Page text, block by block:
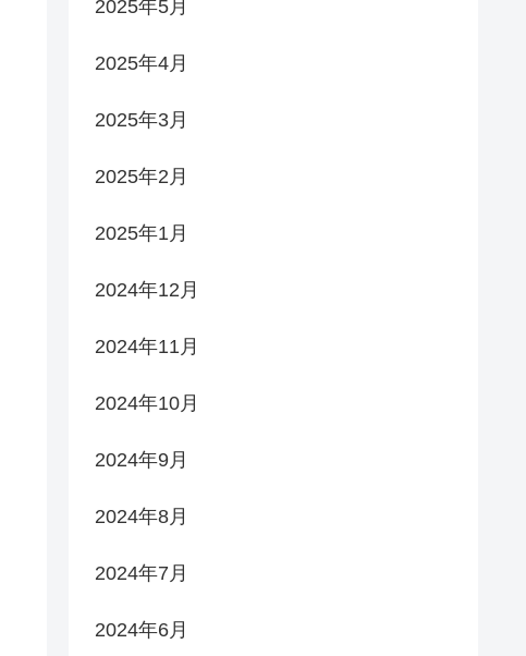
2025年5月
2025年4月
2025年3月
2025年2月
2025年1月
2024年12月
2024年11月
2024年10月
2024年9月
2024年8月
2024年7月
2024年6月